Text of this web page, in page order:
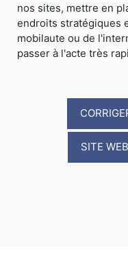
nos sites, mettre en
endroits stratégiques
mobilaute ou de
passer à l'acte très
SITE